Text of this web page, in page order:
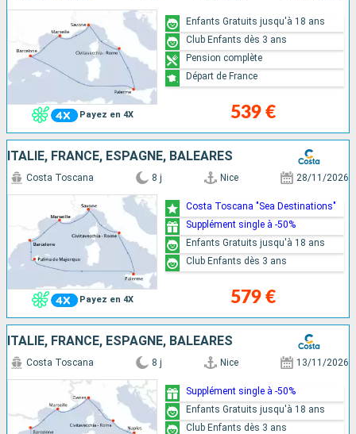
Payez en 4X 539 €
Enfants Gratuits jusqu'à 18 ans
Club Enfants dès 3 ans
Pension complète
Départ de France
ITALIE, FRANCE, ESPAGNE, BALÉARES
Payez en 4X
Costa Toscana 8 j Nice 28/11/2026
579 €
Costa Toscana "Sea Destinations"
Supplément single à -50%
Enfants Gratuits jusqu'à 18 ans
Club Enfants dès 3 ans
ITALIE, FRANCE, ESPAGNE, BALÉARES
Costa Toscana 8 j Nice 13/11/2026
Supplément single à -50%
Enfants Gratuits jusqu'à 18 ans
Club Enfants dès 3 ans